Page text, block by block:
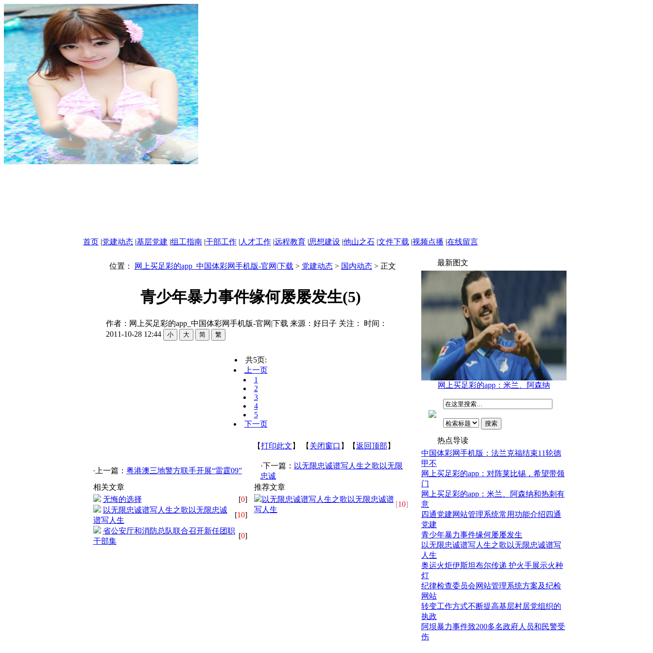
首页 |党建动态 |基层党建 |组工指南 |干部工作 | 人才工作 |远程教育 |思想建设 |他山之石 |文件下载 |视频点播 |在线留言
位置： 网上买足彩的app_中国体彩网手机版-官网|下载 > 党建动态> 国内动态> 正文
青少年暴力事件缘何屡屡发生(5)
作者：网上买足彩的app_中国体彩网手机版-官网|下载 来源：好日子 关注： 时间：
2011-10-28 12:44
共5页:
上一页
1
2
3
4
5
下一页
【打印此文 】 【 关闭窗口 】【返回顶部 】
·上一篇： 粤港澳三地警方联手开展“雷霆09”
·下一篇： 以无限忠诚谱写人生之歌以无限
忠诚
相关文章
无悔的选择
[0]
以无限忠诚谱写人生之歌以无限忠诚
谱写人生
[10]
省公安厅和消防总队联合召开新任团职
干部集
[0]
推荐文章
以无限忠诚谱写人生之歌以无限忠诚谱
写人生
[10]
最新图文
网上买足彩的app：米兰、阿森纳
热点导读
中国体彩网手机版：法兰克福结束11轮德
甲不
网上买足彩的app：对阵莱比锡，希望带领
门
网上买足彩的app：米兰、阿森纳和热刺有
意
四通党建网站管理系统常用功能介绍四通
党建
青少年暴力事件缘何屡屡发生
以无限忠诚谱写人生之歌以无限忠诚谱写
人生
奥运火炬伊斯坦布尔传递 护火手展示火种
灯
纪律检查委员会网站管理系统方案及纪检
网站
转变工作方式不断提高基层村居党组织的
执政
阿坝暴力事件致200多名政府人员和民警受
伤